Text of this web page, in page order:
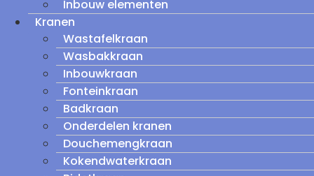
Inbouw elementen
Kranen
Wastafelkraan
Wasbakkraan
Inbouwkraan
Fonteinkraan
Badkraan
Onderdelen kranen
Douchemengkraan
Kokendwaterkraan